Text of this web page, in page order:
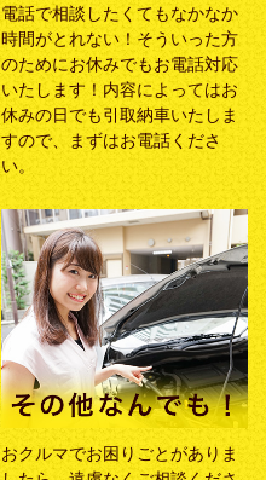
電話で相談したくてもなかなか
時間がとれない！そういった方
のためにお休みでもお電話対応
いたします！内容によってはお
休みの日でも引取納車いたしま
すので、まずはお電話くださ
い。
おクルマでお困りごとがありま